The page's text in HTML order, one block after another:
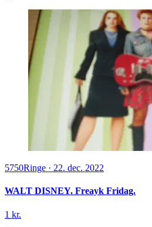
5750Ringe · 22. dec. 2022
WALT DISNEY. Freayk Fridag.
1 kr.